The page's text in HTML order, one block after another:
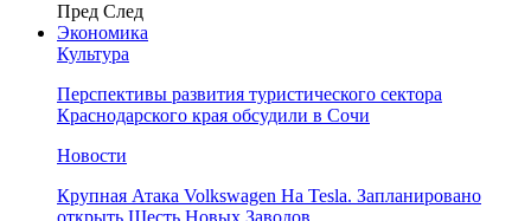
Пред След
Экономика
Культура
Перспективы развития туристического сектора
Краснодарского края обсудили в Сочи
Новости
Крупная Атака Volkswagen На Tesla. Запланировано
открыть Шесть Новых Заводов